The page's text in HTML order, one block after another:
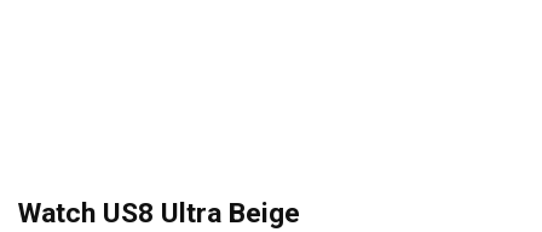
Watch US8 Ultra Beige